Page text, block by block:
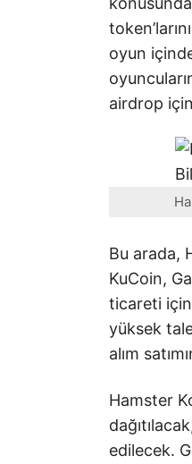
oyun
airdrop
Bu arada,
KuCoin,
ticareti için
yüksek
alım
Hamster
edilecek.